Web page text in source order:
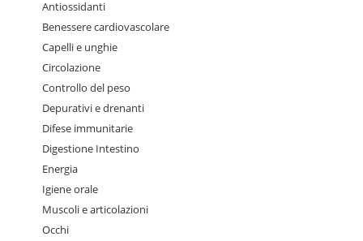
Antiossidanti
Benessere cardiovascolare
Capelli e unghie
Circolazione
Controllo del peso
Depurativi e drenanti
Difese immunitarie
Digestione Intestino
Energia
Igiene orale
Muscoli e articolazioni
Occhi